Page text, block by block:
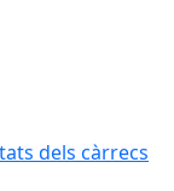
dels càrrecs